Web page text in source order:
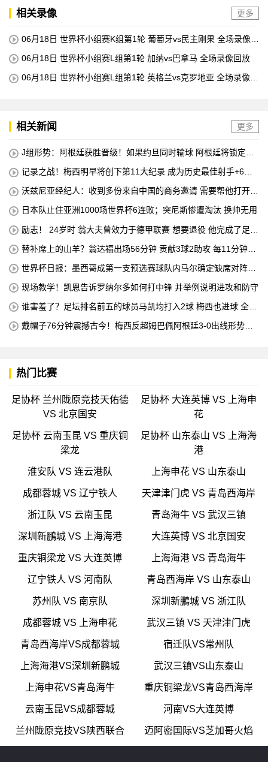
相关录像 更多
06月18日 世界杯小组赛K组第1轮 葡萄牙vs民主刚果 全场录像回
06月18日 世界杯小组赛L组第1轮 加纳vs巴拿马 全场录像回放
06月18日 世界杯小组赛L组第1轮 英格兰vs克罗地亚 全场录像回
相关新闻 更多
J组形势：阿根廷获胜晋级！如果约旦同时输球 阿根廷将锁定榜
记录之战！梅西明早将创下第11大纪录 成为历史最佳射手+6次
沃兹尼亚经纪人：收到多份来自中国的商务邀请 需要帮他打开中
日本队止住亚洲1000场世界杯6连败；突尼斯惨遭淘汰 换帅无用
励志！ 24岁时 翁大夫曾效力于德甲联赛 想要退役 他完成了足球
替补席上的山羊？翁达福出场56分钟 贡献3球2助攻 每11分钟参
世界杯日报：墨西哥成第一支预选赛球队内马尔确定缺席对阵海
现场教学！凯恩告诉罗纳尔多如何打中锋 并举例说明进攻和防守
谁害羞了？足坛排名前五的球员马凯均打入2球 梅西也进球 全场
戴帽子76分钟震撼古今！梅西反超姆巴佩阿根廷3-0出线形势看
热门比赛
足协杯 兰州陇原竞技天佑德
VS 北京国安
足协杯 大连英博 VS 上海申
花
足协杯 云南玉昆 VS 重庆铜
梁龙
足协杯 山东泰山 VS 上海海
港
淮安队 VS 连云港队 上海申花 VS 山东泰山
成都蓉城 VS 辽宁铁人 天津津门虎 VS 青岛西海岸
浙江队 VS 云南玉昆 青岛海牛 VS 武汉三镇
深圳新鵬城 VS 上海海港 大连英博 VS 北京国安
重庆铜梁龙 VS 大连英博 上海海港 VS 青岛海牛
辽宁铁人 VS 河南队 青岛西海岸 VS 山东泰山
苏州队 VS 南京队 深圳新鵬城 VS 浙江队
成都蓉城 VS 上海申花 武汉三镇 VS 天津津门虎
青岛西海岸VS成都蓉城 宿迁队VS常州队
上海海港VS深圳新鹏城 武汉三镇VS山东泰山
上海申花VS青岛海牛 重庆铜梁龙VS青岛西海岸
云南玉昆VS成都蓉城 河南VS大连英博
兰州陇原竞技VS陕西联合 迈阿密国际VS芝加哥火焰